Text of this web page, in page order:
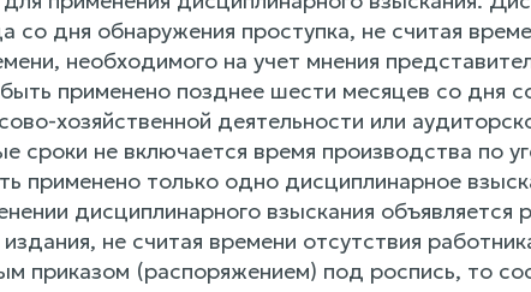
со дня обнаружения проступка, не считая
необходимого на учет мнения
применено позднее шести месяцев со дня
хозяйственной деятельности или
сроки не включается время производства по
применено только одно дисциплинарное
дисциплинарного взыскания объявляется
не считая времени отсутствия
приказом (распоряжением) под роспись, то